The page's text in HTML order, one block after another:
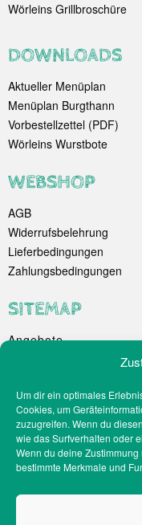
Um dir ein optimales
Cookies, um
zuzugreifen. Wenn du
wie das Surfverhalten oder
Wenn du deine
bestimmte Merkmale und
Wörleins Grillbroschüre
DOWNLOADS
Aktueller Menüplan
Menüplan Burgthann
Vorbestellzettel (PDF)
Wörleins Wurstbote
WEBSHOP
AGB
Widerrufsbelehrung
Lieferbedingungen
Zahlungsbedingungen
SITEMAP
Angebote
Catering
Webshop
Filialen
Kontakt
Impressum